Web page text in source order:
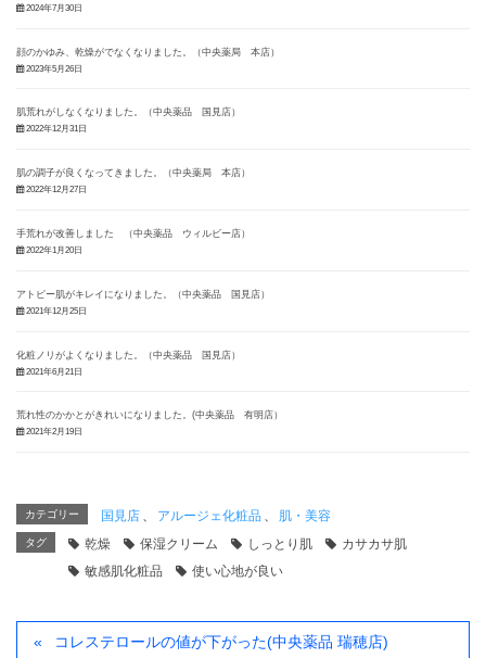
2024年7月30日
顔のかゆみ、乾燥がでなくなりました。（中央薬局 本店）
2023年5月26日
肌荒れがしなくなりました。（中央薬品 国見店）
2022年12月31日
肌の調子が良くなってきました。（中央薬局 本店）
2022年12月27日
手荒れが改善しました （中央薬品 ウィルビー店）
2022年1月20日
アトピー肌がキレイになりました。（中央薬品 国見店）
2021年12月25日
化粧ノリがよくなりました。（中央薬品 国見店）
2021年6月21日
荒れ性のかかとがきれいになりました。(中央薬品 有明店）
2021年2月19日
カテゴリー 国見店 、 アルージェ化粧品 、 肌・美容
タグ 乾燥 保湿クリーム しっとり肌
カサカサ肌
敏感肌化粧品
使い心地が良い
コレステロールの値が下がった(中央薬品 瑞穂店)